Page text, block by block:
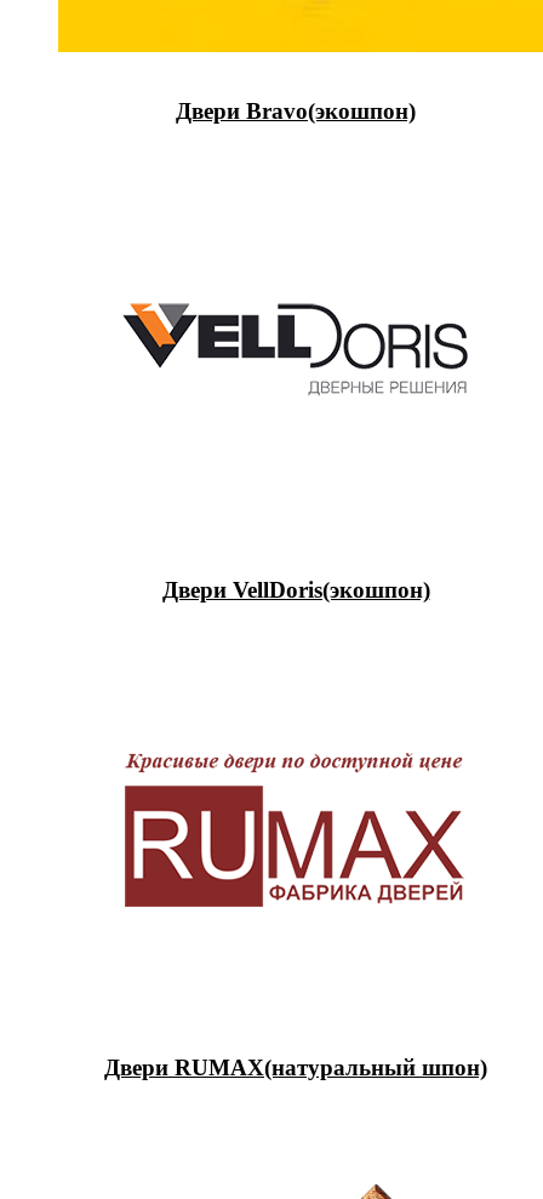
Двери Bravo(экошпон)
Двери VellDoris(экошпон)
Двери RUMAX(натуральный шпон)